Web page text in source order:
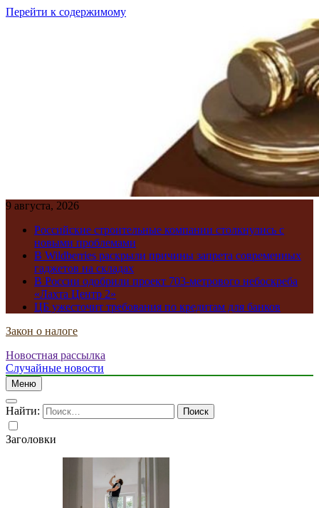
Перейти к содержимому
9 августа, 2026
Российские строительные компании столкнулись с
новыми проблемами
В Wildberries раскрыли причины запрета современных
гаджетов на складах
В России одобрили проект 703-метрового небоскреба
«Лахта Центр 2»
ЦБ ужесточит требования по кредитам для банков
Закон о налоге
Новостная рассылка
Случайные новости
Меню
Найти:
Заголовки